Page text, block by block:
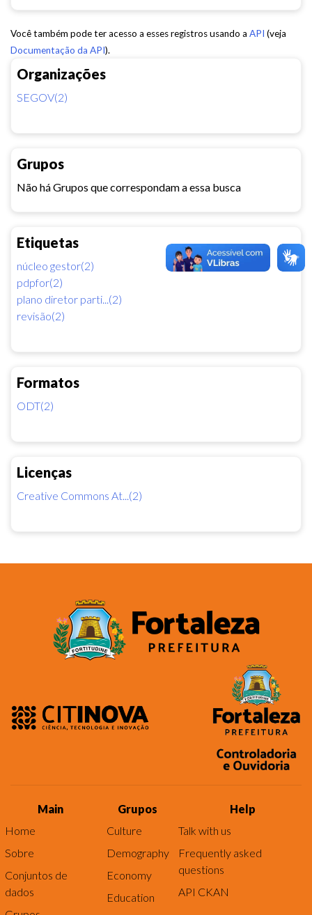
Organizações
SEGOV(2)
Grupos
Não há Grupos que correspondam a essa busca
Etiquetas
núcleo gestor(2)
pdpfor(2)
plano diretor parti...(2)
revisão(2)
Formatos
ODT(2)
Licenças
Creative Commons At...(2)
Você também pode ter acesso a esses registros usando a API (veja
Documentação da API).
Main
Home
Sobre
Conjuntos de
dados
Grupos
Culture
Demography
Economy
Education
Help
Talk with us
Frequently asked
questions
API CKAN